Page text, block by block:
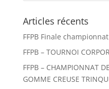
Articles récents
FFPB Finale
FFPB – TOURNOI
FFPB – CHAMPIONNAT
GOMME CREUSE